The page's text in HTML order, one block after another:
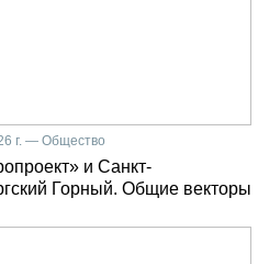
г. — Общество
и Санкт-
Горный. Общие векторы